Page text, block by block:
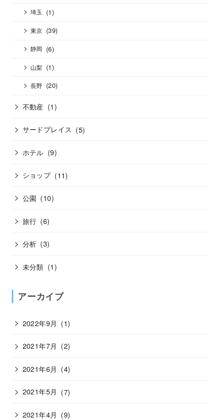
埼玉 (1)
東京 (39)
静岡 (6)
山梨 (1)
長野 (20)
不動産 (1)
サードプレイス (5)
ホテル (9)
ショップ (11)
公園 (10)
旅行 (6)
分析 (3)
未分類 (1)
アーカイブ
2022年9月 (1)
2021年7月 (2)
2021年6月 (4)
2021年5月 (7)
2021年4月 (9)